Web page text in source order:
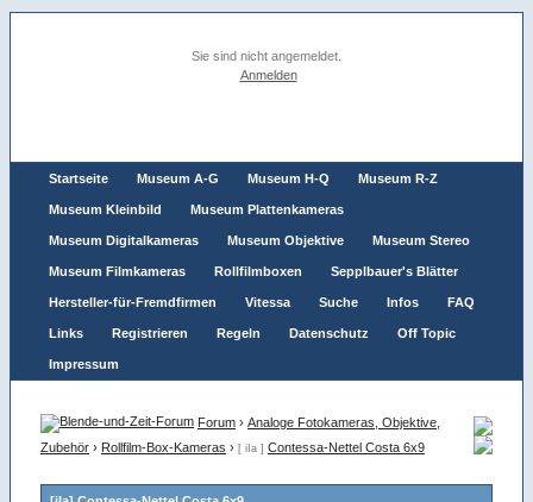
Sie sind nicht angemeldet.
Anmelden
Startseite Museum A-G Museum H-Q Museum R-Z
Museum Kleinbild Museum Plattenkameras
Museum Digitalkameras Museum Objektive Museum Stereo
Museum Filmkameras Rollfilmboxen Sepplbauer's Blätter
Hersteller-für-Fremdfirmen Vitessa Suche Infos FAQ
Links Registrieren Regeln Datenschutz Off Topic
Impressum
Forum › Analoge Fotokameras, Objektive,
Zubehör › Rollfilm-Box-Kameras › [ iIa ] Contessa-Nettel Costa 6x9